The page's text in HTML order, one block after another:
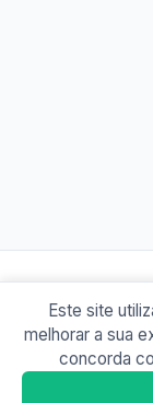
Sobre
Este site
melhorar a sua
concorda